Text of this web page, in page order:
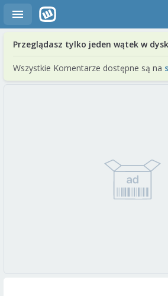
Przeglądasz tylko jeden wątek w
Wszystkie Komentarze dostępne są na